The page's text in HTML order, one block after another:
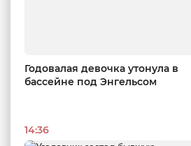
Годовалая девочка утонула в
бассейне под Энгельсом
14:36